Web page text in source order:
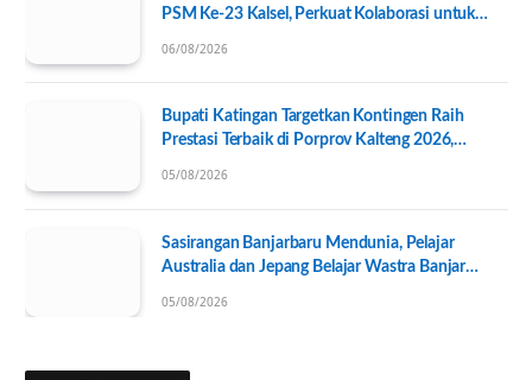
PSM Ke-23 Kalsel, Perkuat Kolaborasi untuk
06/08/2026
Bupati Katingan Targetkan Kontingen Raih
Prestasi Terbaik di Porprov Kalteng 2026,
05/08/2026
Sasirangan Banjarbaru Mendunia, Pelajar
Australia dan Jepang Belajar Wastra Banjar
05/08/2026